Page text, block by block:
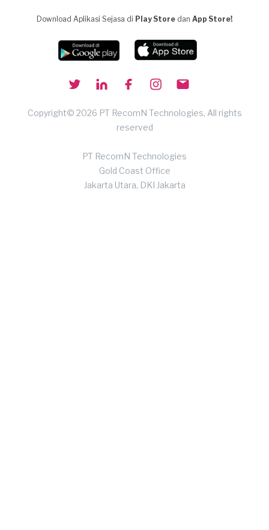
Download Aplikasi Sejasa di Play Store dan App Store!
Copyright© 2026 PT RecomN Technologies, All rights
reserved
PT RecomN Technologies
Gold Coast Office
Jakarta Utara, DKI Jakarta